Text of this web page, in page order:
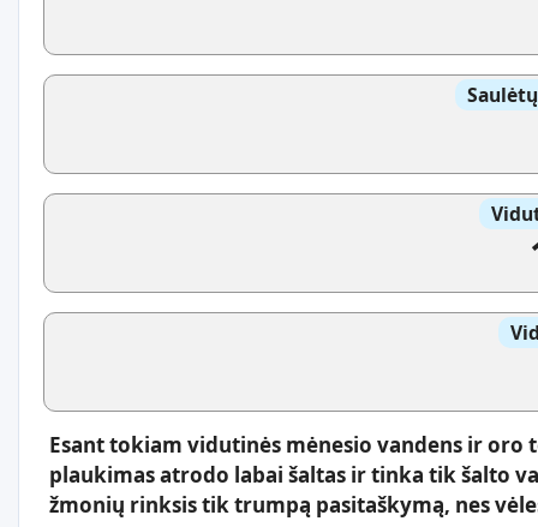
Esant tokiam vidutinės mėnesio vandens ir
plaukimas atrodo labai šaltas ir tinka tik šalto
žmonių rinksis tik trumpą pasitaškymą, nes